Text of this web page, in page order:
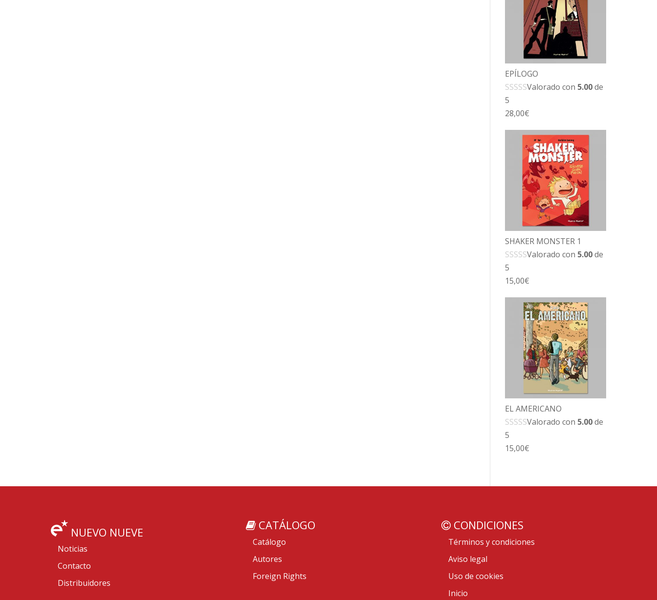
EPÍLOGO
Valorado con 5.00de
5
28,00€
SHAKER MONSTER 1
Valorado con 5.00de
5
15,00€
EL AMERICANO
Valorado con 5.00de
5
15,00€
NUEVO NUEVE
Noticias
Contacto
Distribuidores
CATÁLOGO
Catálogo
Autores
Foreign Rights
CONDICIONES
Términos y condiciones
Aviso legal
Uso de cookies
Inicio